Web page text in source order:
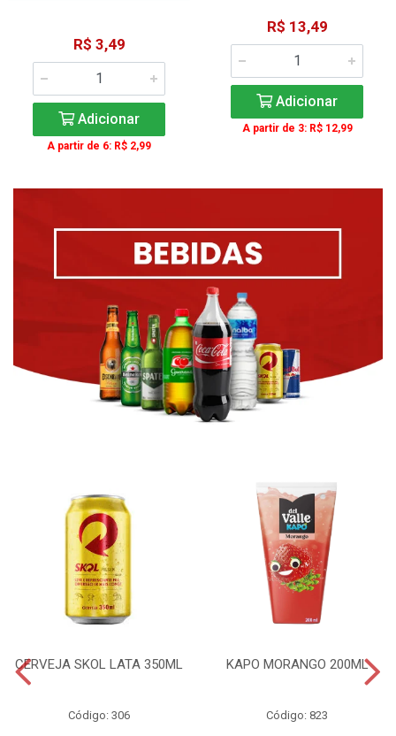
R$ 3,49
Adicionar
A partir de 6: R$ 2,99
R$ 13,49
Adicionar
A partir de 3: R$ 12,99
CERVEJA SKOL LATA 350ML
Código: 306
KAPO MORANGO 200ML
Código: 823